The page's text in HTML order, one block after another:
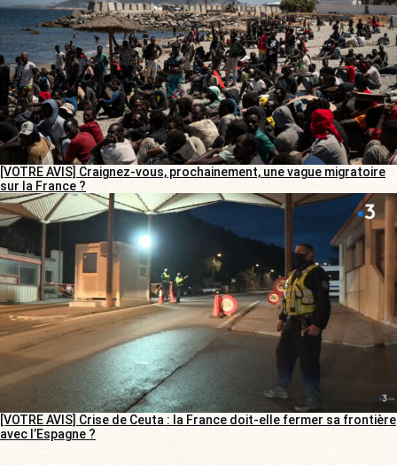
[VOTRE AVIS] Craignez-vous, prochainement, une vague migratoire
sur la France ?
[VOTRE AVIS] Crise de Ceuta : la France doit-elle fermer sa frontière
avec l’Espagne ?